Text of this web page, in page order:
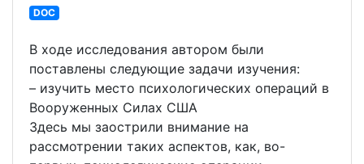
DOC
В ходе исследования автором были
поставлены следующие задачи изучения:
– изучить место психологических операций в
Вооруженных Силах США
Здесь мы заострили внимание на
рассмотрении таких аспектов, как, во-